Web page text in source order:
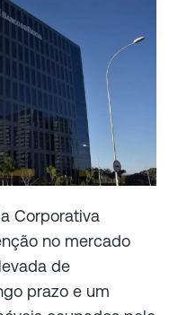
Corporativa
no mercado
de
prazo e um